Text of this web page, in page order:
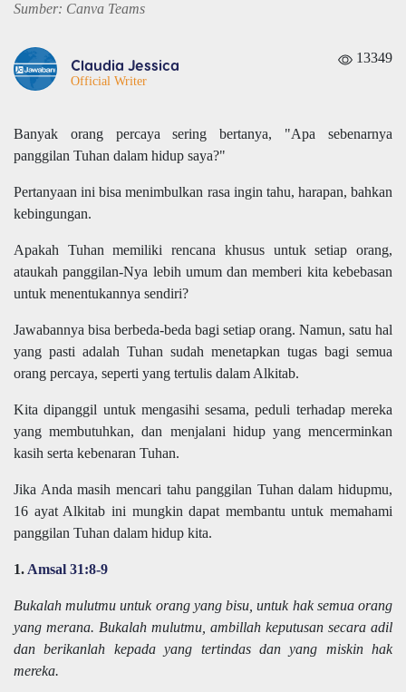
Sumber: Canva Teams
Claudia Jessica
Official Writer
13349
Banyak orang percaya sering bertanya, "Apa sebenarnya
panggilan Tuhan dalam hidup saya?"
Pertanyaan ini bisa menimbulkan rasa ingin tahu, harapan, bahkan
kebingungan.
Apakah Tuhan memiliki rencana khusus untuk setiap orang,
ataukah panggilan-Nya lebih umum dan memberi kita kebebasan
untuk menentukannya sendiri?
Jawabannya bisa berbeda-beda bagi setiap orang. Namun, satu hal
yang pasti adalah Tuhan sudah menetapkan tugas bagi semua
orang percaya, seperti yang tertulis dalam Alkitab.
Kita dipanggil untuk mengasihi sesama, peduli terhadap mereka
yang membutuhkan, dan menjalani hidup yang mencerminkan
kasih serta kebenaran Tuhan.
Jika Anda masih mencari tahu panggilan Tuhan dalam hidupmu,
16 ayat Alkitab ini mungkin dapat membantu untuk memahami
panggilan Tuhan dalam hidup kita.
1. Amsal 31:8-9
Bukalah mulutmu untuk orang yang bisu, untuk hak semua orang
yang merana. Bukalah mulutmu, ambillah keputusan secara adil
dan berikanlah kepada yang tertindas dan yang miskin hak
mereka.